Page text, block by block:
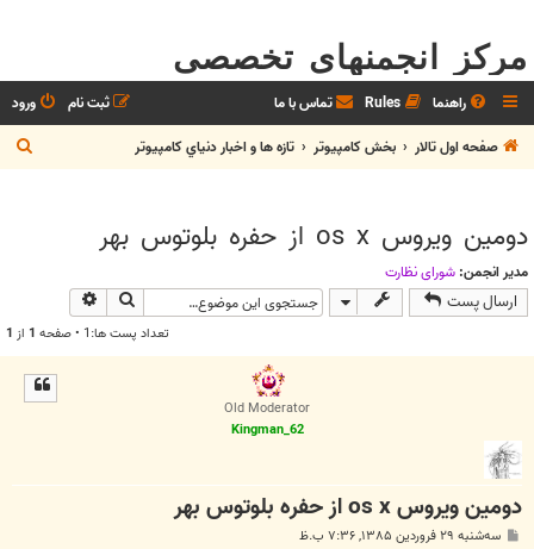
مرکز انجمنهای تخصصی
راهنما Rules تماس با ما ورود
ثبت نام
صفحه اول تالار
بخش كامپيوتر تازه ها و اخبار دنياي کامپيوتر
س
دومين ويروس os x از حفره بلوتوس بهر
مدیر انجمن: شوراي نظارت
ارسال پست جستجو
تعداد پست ها:1 • صفحه 1 از 1
Old Moderator
Kingman_62
دومين ويروس os x از حفره بلوتوس بهر
سه‌شنبه ۲۹ فروردین ۱۳۸۵, ۷:۳۶ ب.ظ